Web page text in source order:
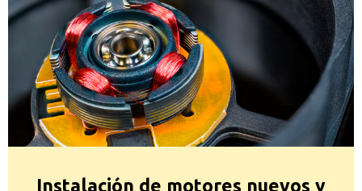
Instalación de motores nuevos y